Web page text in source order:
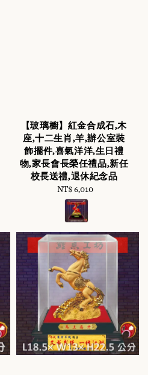
【玻璃櫥】紅金合成石,木
座,十二生肖,羊,辦公室裝
飾擺件,喜氣洋洋,生日禮
物,家長會長榮任禮品,新任
校長送禮,退休紀念品
Regular
price
NT$ 6,010